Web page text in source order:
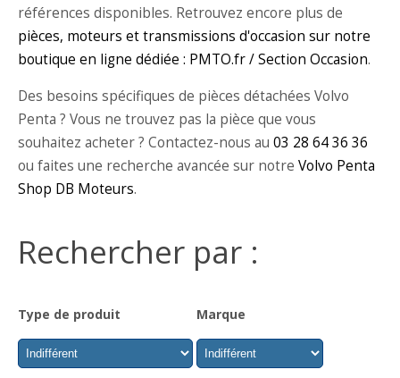
références disponibles. Retrouvez encore plus de
pièces, moteurs et transmissions d'occasion sur notre
boutique en ligne dédiée : PMTO.fr / Section Occasion.
Des besoins spécifiques de pièces détachées Volvo
Penta ? Vous ne trouvez pas la pièce que vous
souhaitez acheter ? Contactez-nous au 03 28 64 36 36
ou faites une recherche avancée sur notre Volvo Penta
Shop DB Moteurs.
Rechercher par :
Type de produit Marque